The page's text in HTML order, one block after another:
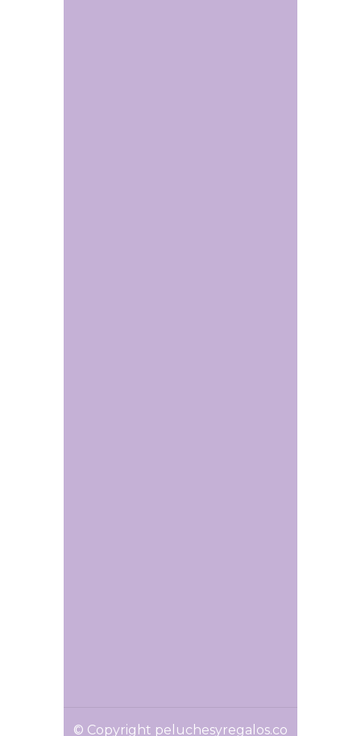
© Copyright peluchesyregalos.co